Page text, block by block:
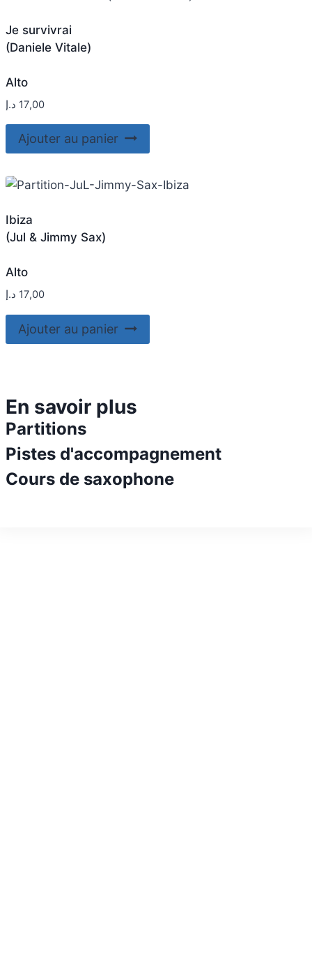
Je survivrai
(Daniele Vitale)
Alto
17,00 د.إ
Ajouter au panier
Ibiza
(Jul & Jimmy Sax)
Alto
17,00 د.إ
Ajouter au panier
En savoir plus
Partitions
Pistes d'accompagnement
Cours de saxophone